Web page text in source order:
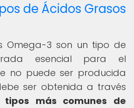
de Ácidos Grasos
Omega-3 son un tipo de
esencial para el
no puede ser producida
ser obtenida a través
tipos más comunes de